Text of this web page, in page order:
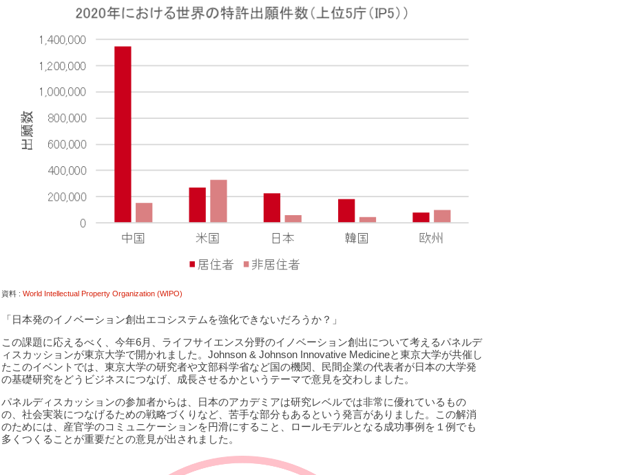
資料 : World Intellectual Property Organization (WIPO)
「日本発のイノベーション創出エコシステムを強化できないだろうか？」
この課題に応えるべく、今年6月、ライフサイエンス分野のイノベーション創出について考えるパネルデ
ィスカッションが東京大学で開かれました。Johnson & Johnson Innovative Medicineと東京大学が共催し
たこのイベントでは、東京大学の研究者や文部科学省など国の機関、民間企業の代表者が日本の大学発
の基礎研究をどうビジネスにつなげ、成長させるかというテーマで意見を交わしました。
パネルディスカッションの参加者からは、日本のアカデミアは研究レベルでは非常に優れているもの
の、社会実装につなげるための戦略づくりなど、苦手な部分もあるという発言がありました。この解消
のためには、産官学のコミュニケーションを円滑にすること、ロールモデルとなる成功事例を１例でも
多くつくることが重要だとの意見が出されました。